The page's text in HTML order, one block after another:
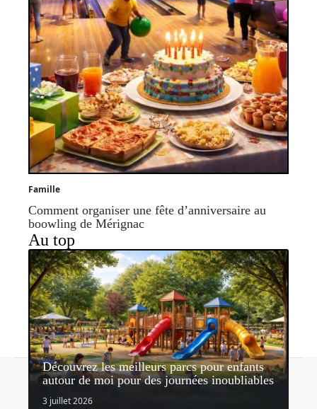
Famille
Comment organiser une fête d’anniversaire au
boowling de Mérignac
Au top
Découvrez les meilleurs parcs pour enfants
autour de moi pour des journées inoubliables
3 juillet 2026
Contact Mentions légales Sitemap